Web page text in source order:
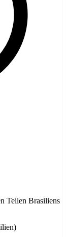
Teilen Brasiliens